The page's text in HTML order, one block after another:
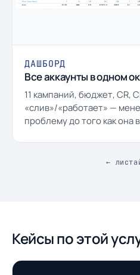
ДАШБОРД
Все аккаунты в одном
11 кампаний, бюджет, CR,
«слив»/«работает» —
проблему до того как она
←
Кейсы по этой